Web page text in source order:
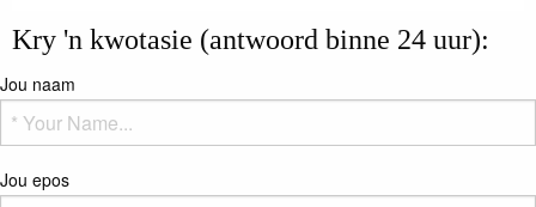
Kry 'n kwotasie (antwoord binne 24 uur):
Jou naam
Jou epos